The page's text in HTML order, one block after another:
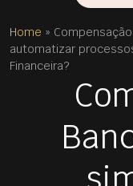
Home »
automatizar
Financeira?